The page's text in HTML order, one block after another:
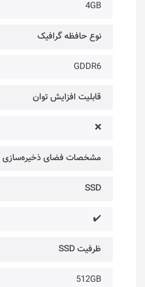
4GB
نوع حافظه گرافیک
GDDR6
قابلیت افزایش توان
❌
مشخصات فضای ذخیره‌سازی
SSD
✔️
ظرفیت SSD
512GB